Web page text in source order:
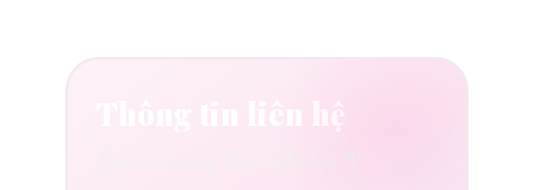
Thông tin liên hệ